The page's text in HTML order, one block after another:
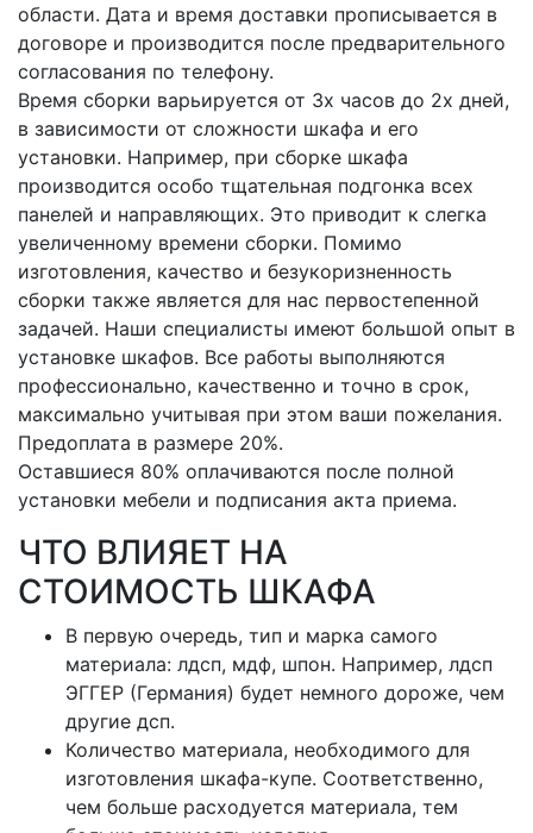
области. Дата и время доставки прописывается в
договоре и производится после предварительного
согласования по телефону.
Время сборки варьируется от 3х часов до 2х дней,
в зависимости от сложности шкафа и его
установки. Например, при сборке шкафа
производится особо тщательная подгонка всех
панелей и направляющих. Это приводит к слегка
увеличенному времени сборки. Помимо
изготовления, качество и безукоризненность
сборки также является для нас первостепенной
задачей. Наши специалисты имеют большой опыт в
установке шкафов. Все работы выполняются
профессионально, качественно и точно в срок,
максимально учитывая при этом ваши пожелания.
Предоплата в размере 20%.
Оставшиеся 80% оплачиваются после полной
установки мебели и подписания акта приема.
ЧТО ВЛИЯЕТ НА
СТОИМОСТЬ ШКАФА
В первую очередь, тип и марка самого
материала: лдсп, мдф, шпон. Например, лдсп
ЭГГЕР (Германия) будет немного дороже, чем
другие дсп.
Количество материала, необходимого для
изготовления шкафа-купе. Соответственно,
чем больше расходуется материала, тем